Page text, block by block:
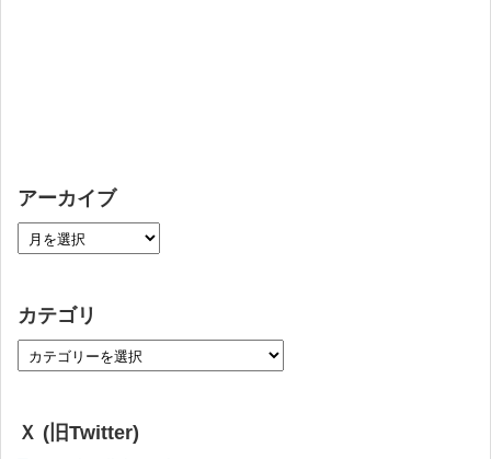
アーカイブ
カテゴリ
Ｘ (旧Twitter)